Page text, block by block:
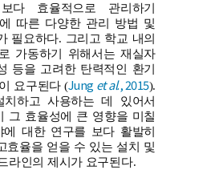
다 효율적으로 관리하기
따른 다양한 관리 방법 및
필요하다. 그리고 학교 내의
가동하기 위해서는 재실자
등을 고려한 탄력적인 환기
요구된다 (Jung et al., 2015).
치하고 사용하는 데 있어서
그 효율성에 큰 영향을 미칠
대한 연구를 보다 활발히
효율을 얻을 수 있는 설치 및
라인의 제시가 요구된다.